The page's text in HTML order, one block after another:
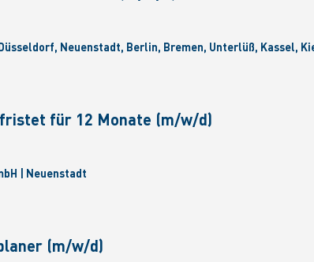
Neuenstadt, Berlin, Bremen, Unterlüß, Kassel,
für 12 Monate (m/w/d)
| Neuenstadt
(m/w/d)